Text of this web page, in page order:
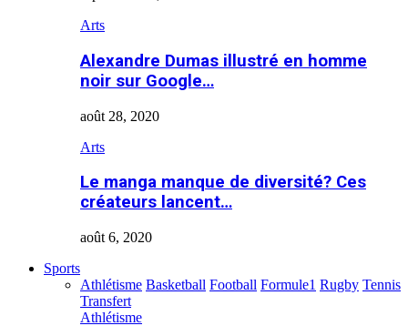
Arts
Alexandre Dumas illustré en homme
noir sur Google…
août 28, 2020
Arts
Le manga manque de diversité? Ces
créateurs lancent…
août 6, 2020
Sports
Athlétisme Basketball Football Formule1 Rugby Tennis
Transfert
Athlétisme